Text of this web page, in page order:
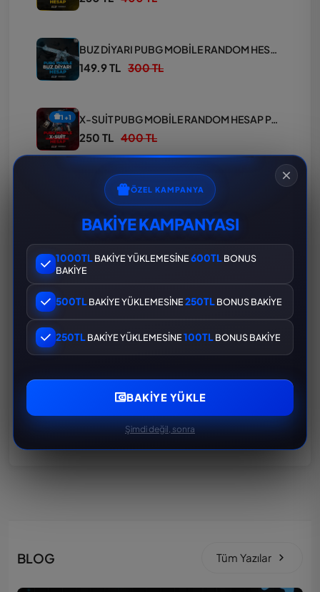
BUZ DİYARI PUBG MOBİLE RANDOM HESAP PAKETİ
149.9 TL 300 TL
1+1 X-SUİT PUBG MOBİLE RANDOM HESAP PAKETİ
250 TL 400 TL
MASKARA PUBG MOBİLE RANDOM HESAP PAKETİ
149.9 TL 300 TL
149.9 TL
İŞGALCİ PUBG RANDOM HESAP PAKETİ
200 TL 300 TL
BLOG Tüm Yazılar
ÖZEL KAMPANYA
BAKİYE KAMPANYASI
1000TLBAKİYE YÜKLEMESİNE600TLBONUS
BAKİYE
500TLBAKİYE YÜKLEMESİNE250TLBONUS BAKİYE
250TLBAKİYE YÜKLEMESİNE100TLBONUS BAKİYE
BAKIYE YÜKLE
Şimdi değil, sonra